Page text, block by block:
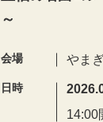
～
会場 やま
日時
14:00